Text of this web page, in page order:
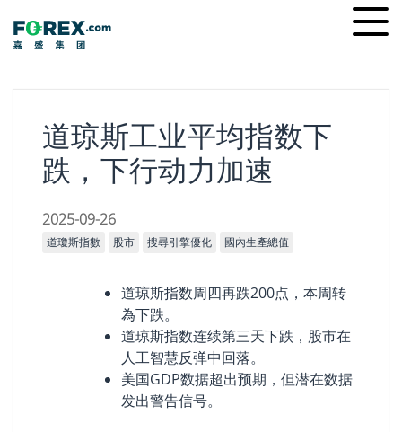
content
道琼斯工业平均指数下
跌，下行动力加速
2025-09-26
道瓊斯指數 股市 搜尋引擎優化 國內生產總值
道琼斯指数周四再跌200点，本周转
為下跌。
道琼斯指数连续第三天下跌，股市在
人工智慧反弹中回落。
美国GDP数据超出预期，但潜在数据
发出警告信号。